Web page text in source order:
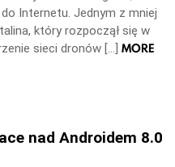
Internetu. Jednym z mniej
który rozpoczął się w
sieci dronów […] MORE
nad Androidem 8.0